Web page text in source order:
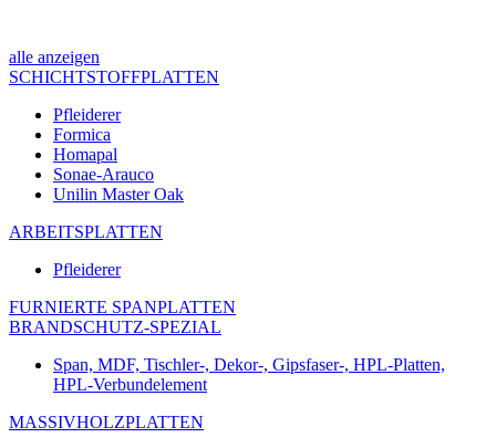
alle anzeigen
SCHICHTSTOFFPLATTEN
Pfleiderer
Formica
Homapal
Sonae-Arauco
Unilin Master Oak
ARBEITSPLATTEN
Pfleiderer
FURNIERTE SPANPLATTEN
BRANDSCHUTZ-SPEZIAL
Span, MDF, Tischler-, Dekor-, Gipsfaser-, HPL-Platten,
HPL-Verbundelement
MASSIVHOLZPLATTEN